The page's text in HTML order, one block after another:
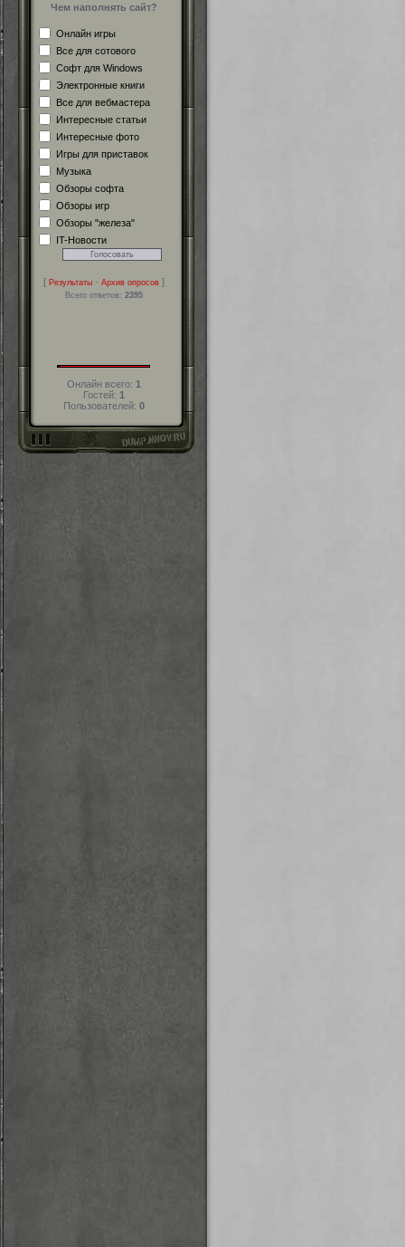
Чем наполнять сайт?
Онлайн игры
Все для сотового
Софт для Windows
Электронные книги
Все для вебмастера
Интересные статьи
Интересные фото
Игры для приставок
Музыка
Обзоры софта
Обзоры игр
Обзоры "железа"
IT-Новости
[ Результаты· Архив опросов]
Всего ответов: 2395
Онлайн всего: 1
Гостей: 1
Пользователей: 0